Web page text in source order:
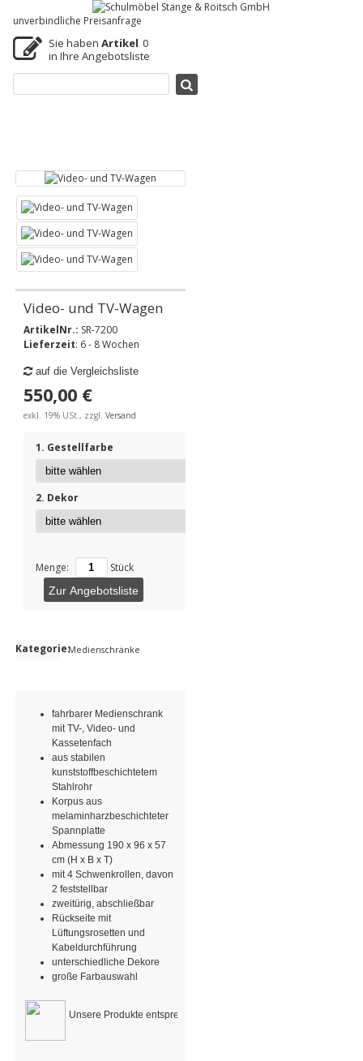
unverbindliche Preisanfrage
Sie haben 0
Artikel
in Ihre Angebotsliste
Video- und TV-Wagen
ArtikelNr.: SR-7200
Lieferzeit: 6 - 8 Wochen
auf die Vergleichsliste
550,00 €
exkl. 19% USt., zzgl. Versand
1. Gestellfarbe
2. Dekor
Menge: Stück
Zur Angebotsliste
Kategorie:Medienschränke
fahrbarer Medienschrank
mit TV-, Video- und
Kassetenfach
aus stabilen
kunststoffbeschichtetem
Stahlrohr
Korpus aus
melaminharzbeschichteter
Spannplatte
Abmessung 190 x 96 x 57
cm (H x B x T)
mit 4 Schwenkrollen, davon
2 feststellbar
zweitürig, abschließbar
Rückseite mit
Lüftungsrosetten und
Kabeldurchführung
unterschiedliche Dekore
große Farbauswahl
Unsere Produkte entsprechen den